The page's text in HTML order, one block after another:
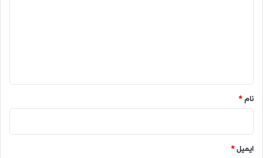
نام*
ایمیل*